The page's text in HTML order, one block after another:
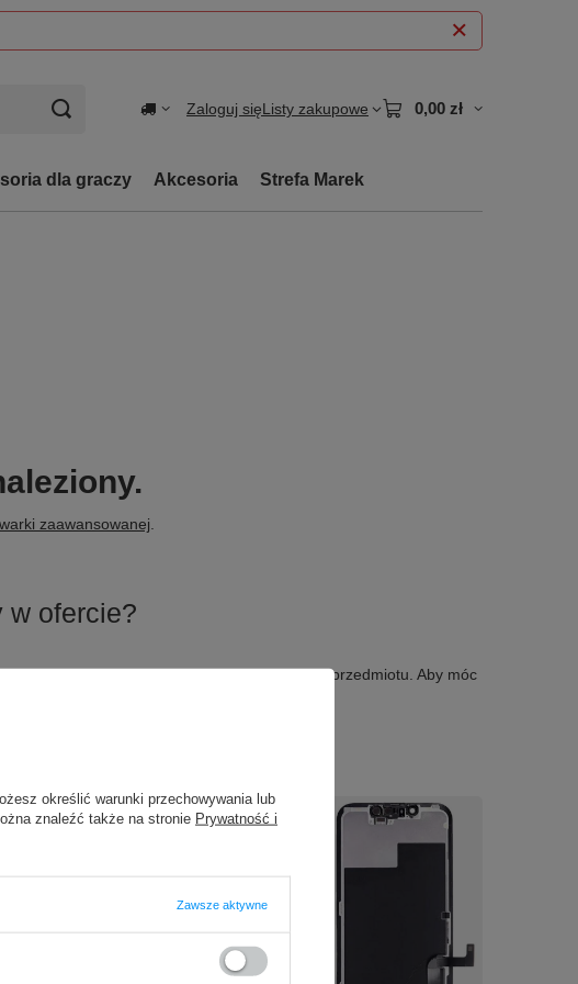
Zaloguj sięListy zakupowe 0,00 zł
dla graczy Akcesoria Strefa Marek
zaawansowanej
w ofercie?
formularza i przesłać nam opis szukanego przedmiotu. Aby móc
określić warunki przechowywania lub
znaleźć także na stronie Prywatność i
Zawsze aktywne